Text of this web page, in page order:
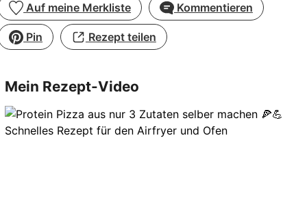
Auf meine Merkliste Kommentieren
Pin Rezept teilen
Mein Rezept-Video